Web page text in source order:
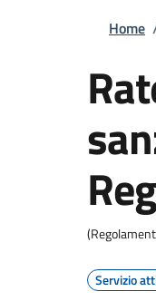
Home
Servizio